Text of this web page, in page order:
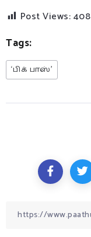
Post Views:408
Tags:
‘பிக் பாஸ்’